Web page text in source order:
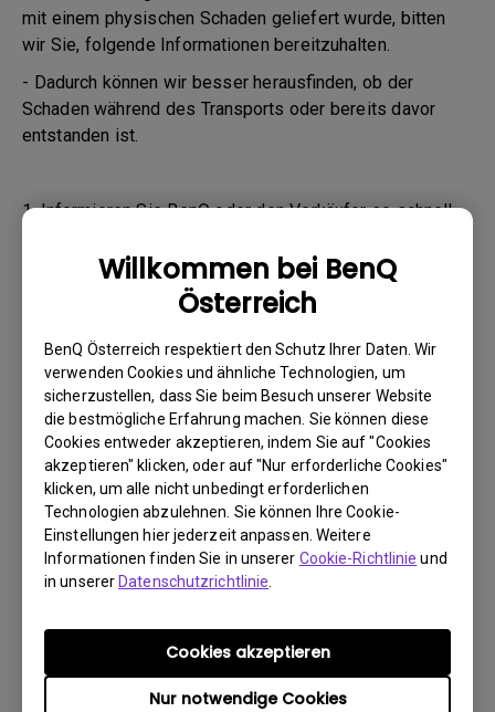
Willkommen bei BenQ
Österreich
BenQ Österreich respektiert den Schutz Ihrer Daten. Wir
verwenden Cookies und ähnliche Technologien, um
sicherzustellen, dass Sie beim Besuch unserer Website
die bestmögliche Erfahrung machen. Sie können diese
Cookies entweder akzeptieren, indem Sie auf "Cookies
akzeptieren" klicken, oder auf "Nur erforderliche Cookies"
klicken, um alle nicht unbedingt erforderlichen
Technologien abzulehnen. Sie können Ihre Cookie-
Einstellungen hier jederzeit anpassen. Weitere
Informationen finden Sie in unserer Cookie-Richtlinie und
in unsererDatenschutzrichtlinie
Nur notwendige Cookies
Cookies akzeptieren
mit einem physischen Schaden geliefert wurde, bitten
wir Sie, folgende Informationen bereitzuhalten.
- Dadurch können wir besser herausfinden, ob der
Schaden während des Transports oder bereits davor
entstanden ist.
1. Informieren Sie BenQ oder den Verkäufer so schnell
2. Fotografieren Sie Folgendes:
a. Verpackungsmaterial (innen und außen)
b. den physischen Schaden
3. Halten Sie die Rechnung und den Lieferschein bereit.
4. Verwenden Sie das Produkt nicht, da eventuell seine
Betriebsstunden überprüft werden.
Garantieeinschränkung
Die Garantie für Lampen (hier als Leuchtmittel
bezeichnet) richtet sich nach dem
- Lampenlichtquelle (UHP): 1 Jahr bzw. 2000